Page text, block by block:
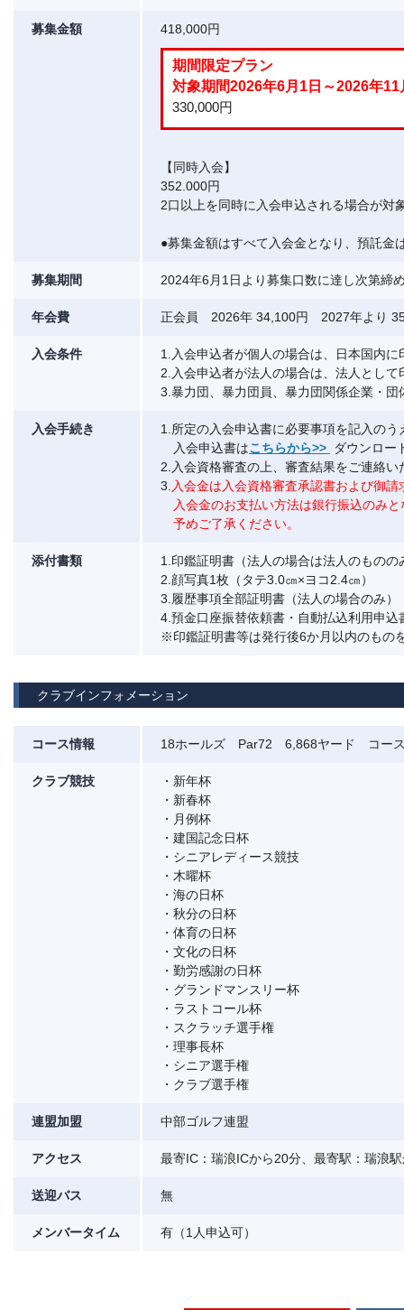
募集金額 418,000円
期間限定プラン
対象期間2026年6月1日～2026年11
330,000円
【同時入会】
352.000円
2口以上を同時に入会申込される場合が対
●募集金額はすべて入会金となり、預託金
募集期間 2024年6月1日より募集口数に達し次第締
年会費 正会員 2026年 34,100円 2027年より
入会条件
1.入会申込者が個人の場合は、日本国内に
2.入会申込者が法人の場合は、法人として
3.暴力団、暴力団員、暴力団関係企業・
入会手続き
1.所定の入会申込書に必要事項を記入の
入会申込書はこちらから>>
ダウンロー
2.入会資格審査の上、審査結果をご連絡い
3. 入会金は入会資格審査承認書および御
入会金のお支払い方法は銀行振込のみ
予めご了承ください。
添付書類
1.印鑑証明書（法人の場合は法人のものの
2.顔写真1枚（タテ3.0㎝×ヨコ2.4㎝）
3.履歴事項全部証明書（法人の場合のみ）
4.預金口座振替依頼書・自動払込利用申
※印鑑証明書等は発行後6か月以内のもの
クラブインフォメーション
コース情報 18ホールズ Par72 6,868ヤード コー
クラブ競技
・新年杯
・新春杯
・月例杯
・建国記念日杯
・シニアレディース競技
・木曜杯
・海の日杯
・秋分の日杯
・体育の日杯
・文化の日杯
・勤労感謝の日杯
・グランドマンスリー杯
・ラストコール杯
・スクラッチ選手権
・理事長杯
・シニア選手権
・クラブ選手権
連盟加盟 中部ゴルフ連盟
アクセス 最寄IC：瑞浪ICから20分、最寄駅：瑞浪
送迎バス 無
メンバータイム 有（1人申込可）